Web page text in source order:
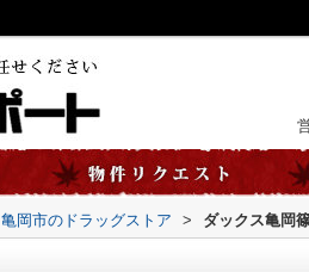
亀岡市のドラッグストア > ダックス亀岡